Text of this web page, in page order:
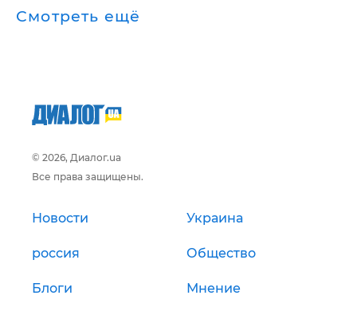
Смотреть ещё
© 2026, Диалог.ua
Все права защищены.
Новости Украина
россия Общество
Блоги Мнение